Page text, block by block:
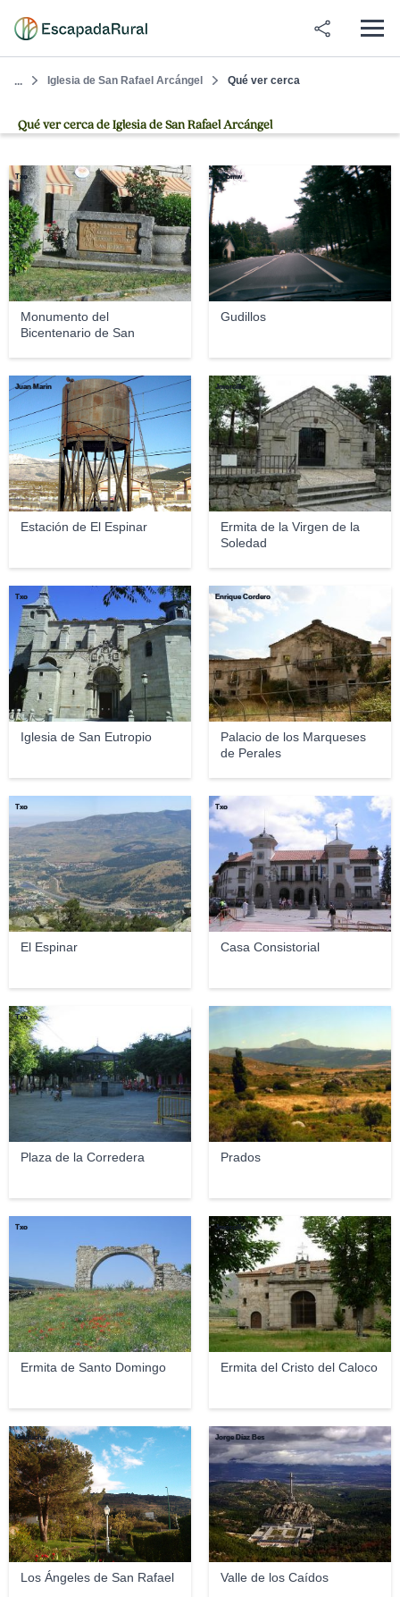
... Iglesia de San Rafael Arcángel Qué ver cerca
Qué ver cerca de Iglesia de San Rafael Arcángel
Monumento del
Bicentenario de San
Txo
Gudillos
se_bmw
Estación de El Espinar
Juan Marin
Ermita de la Virgen de la
Soledad
Jmorcillo
Iglesia de San Eutropio
Txo
Palacio de los Marqueses
de Perales
Enrique Cordero
El Espinar
Txo
Casa Consistorial
Txo
Plaza de la Corredera
Txo
Prados
Ermita de Santo Domingo
Txo
Ermita del Cristo del Caloco
Jmorcillo
Los Ángeles de San Rafael
kingucha
Valle de los Caídos
Jorge Díaz Bes